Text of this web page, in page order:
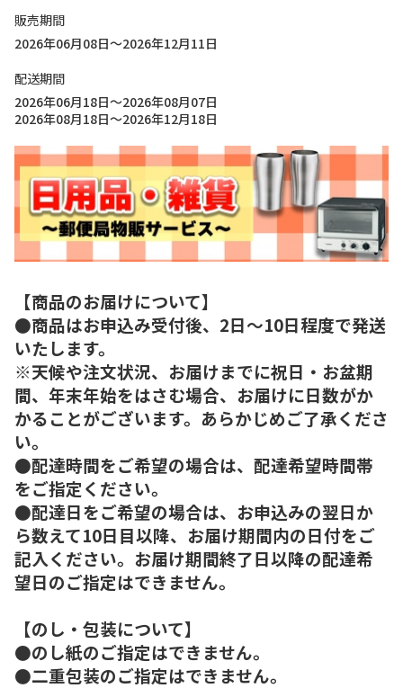
販売期間
2026年06月08日～2026年12月11日
配送期間
2026年06月18日～2026年08月07日
2026年08月18日～2026年12月18日
【商品のお届けについて】
●商品はお申込み受付後、2日～10日程度で発送
いたします。
※天候や注文状況、お届けまでに祝日・お盆期
間、年末年始をはさむ場合、お届けに日数がか
かることがございます。あらかじめご了承くださ
い。
●配達時間をご希望の場合は、配達希望時間帯
をご指定ください。
●配達日をご希望の場合は、お申込みの翌日か
ら数えて10日目以降、お届け期間内の日付をご
記入ください。お届け期間終了日以降の配達希
望日のご指定はできません。
【のし・包装について】
●のし紙のご指定はできません。
●二重包装のご指定はできません。